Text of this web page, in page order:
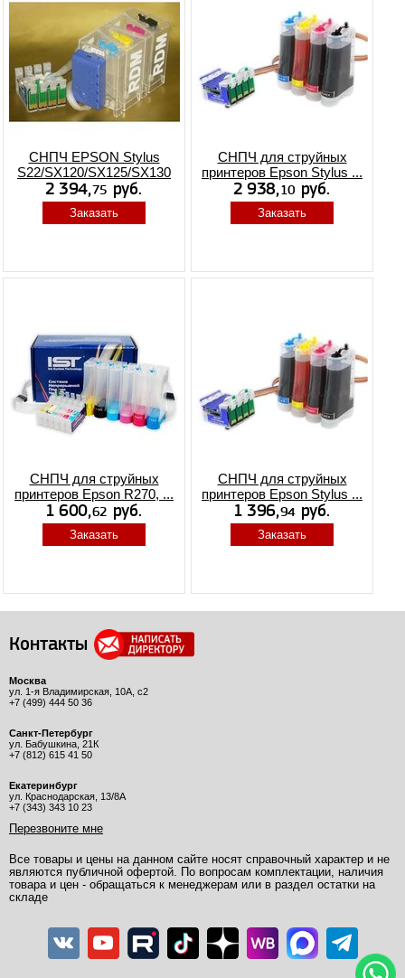
СНПЧ EPSON Stylus
S22/SX120/SX125/SX130
Заказать
СНПЧ для струйных
принтеров Epson Stylus ...
Заказать
СНПЧ для струйных
принтеров Epson R270, ...
Заказать
СНПЧ для струйных
принтеров Epson Stylus ...
Заказать
Контакты
Москва
ул. 1-я Владимирская, 10А, с2
+7 (499) 444 50 36
Санкт-Петербург
ул. Бабушкина, 21К
+7 (812) 615 41 50
Екатеринбург
ул. Краснодарская, 13/8А
+7 (343) 343 10 23
Перезвоните мне
Все товары и цены на данном сайте носят справочный характер и не
являются публичной офертой. По вопросам комплектации, наличия
товара и цен - обращаться к менеджерам или в раздел остатки на
складе